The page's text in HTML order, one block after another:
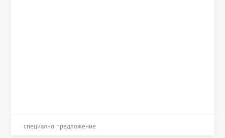
специално предложение